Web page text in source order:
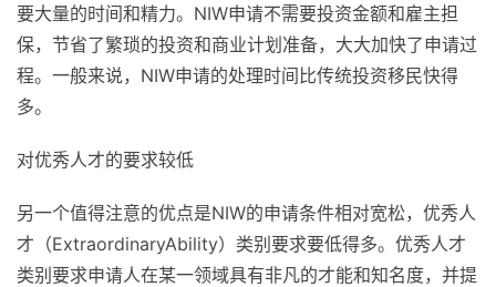
要大量的时间和精力。NIW申请不需要投资金额和雇主担
保，节省了繁琐的投资和商业计划准备，大大加快了申请过
程。一般来说，NIW申请的处理时间比传统投资移民快得
多。
对优秀人才的要求较低
另一个值得注意的优点是NIW的申请条件相对宽松，优秀人
才（ExtraordinaryAbility）类别要求要低得多。优秀人才
类别要求申请人在某一领域具有非凡的才能和知名度，并提